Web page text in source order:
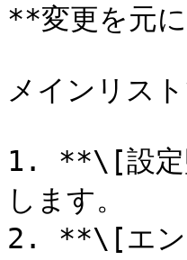
**変更を元
メインリス
1. **\[設定
します。
2. **\[エン